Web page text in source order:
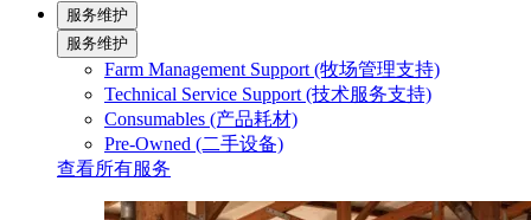
服务维护
服务维护
Farm Management Support (牧场管理支持)
Technical Service Support (技术服务支持)
Consumables (产品耗材)
Pre-Owned (二手设备)
查看所有服务